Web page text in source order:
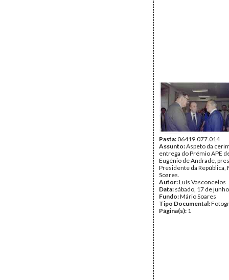
Pasta:06419.077.014
Assunto:Aspeto da
entrega do Prémio APE
Eugénio de Andrade,
Presidente da República,
Soares.
Autor:Luís Vasconcelos
Data: sábado, 17 de
Fundo:Mário Soares
Tipo Documental:
Página(s): 1